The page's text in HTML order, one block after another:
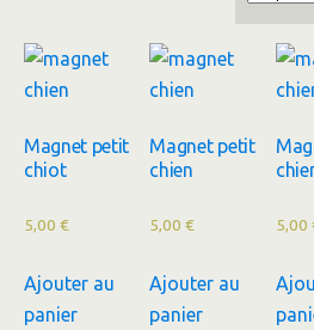
Magnet petit
chiot
5,00 €
Ajouter au
panier
Magnet petit
chien
5,00€
Ajouter au
panier
5,00